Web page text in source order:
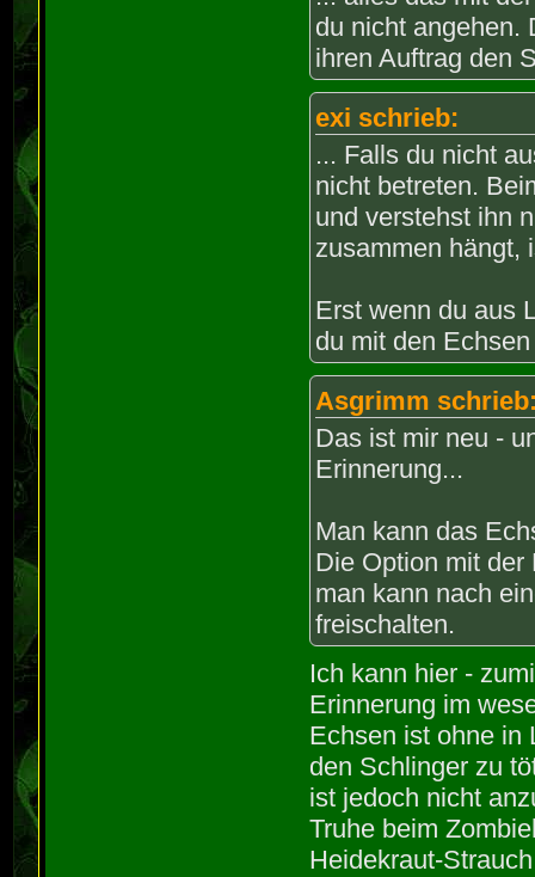
du nicht angehen.
ihren Auftrag den
exi schrieb:
... Falls du nicht
nicht betreten.
und verstehst ihn
zusammen hängt,
Erst wenn du aus
du mit den
Asgrimm
Das ist mir neu -
Erinnerung...
Man kann das
Die Option mit der
man kann nach
freischalten.
Ich kann hier -
Erinnerung im
Echsen ist ohne in
den Schlinger zu
ist jedoch nicht
Truhe beim
Heidekraut-